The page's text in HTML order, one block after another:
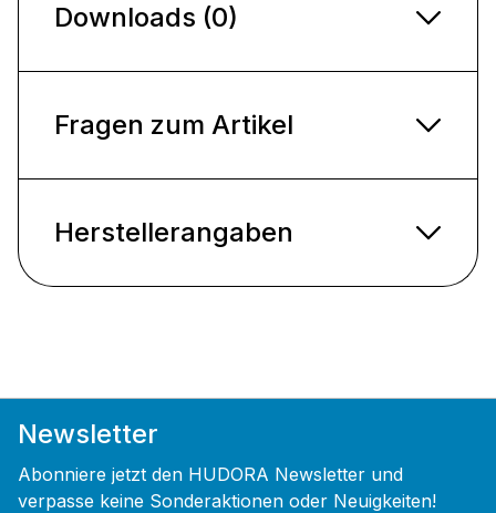
Downloads (0)
Fragen zum Artikel
Herstellerangaben
Newsletter
Abonniere jetzt den HUDORA Newsletter und
verpasse keine Sonderaktionen oder Neuigkeiten!